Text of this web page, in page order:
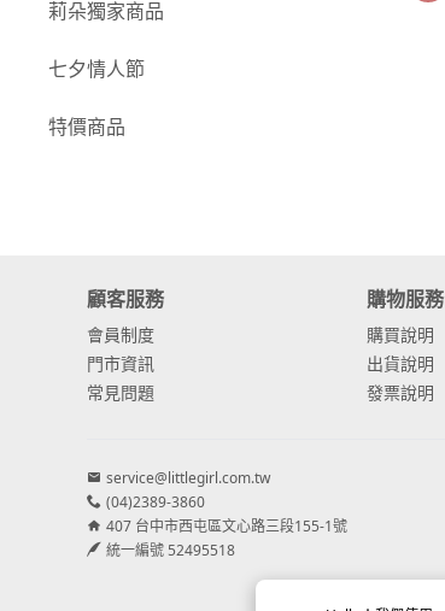
菊花
-
蘭花⧸大理花
康乃馨
- 安娜貝爾繡球花
- 日本繡球花
- 重瓣繡球花
配花
- 滿天星⧸木滿天星
莉朵獨家商品
七夕情人節
特價商品
顧客服務
會員制度
門市資訊
常見問題
購物服務
購買說明
出貨說明
發票說明
service@littlegirl.com.tw
(04)2389-3860
407 台中市西屯區文心路三段155-1號
統一編號 52495518